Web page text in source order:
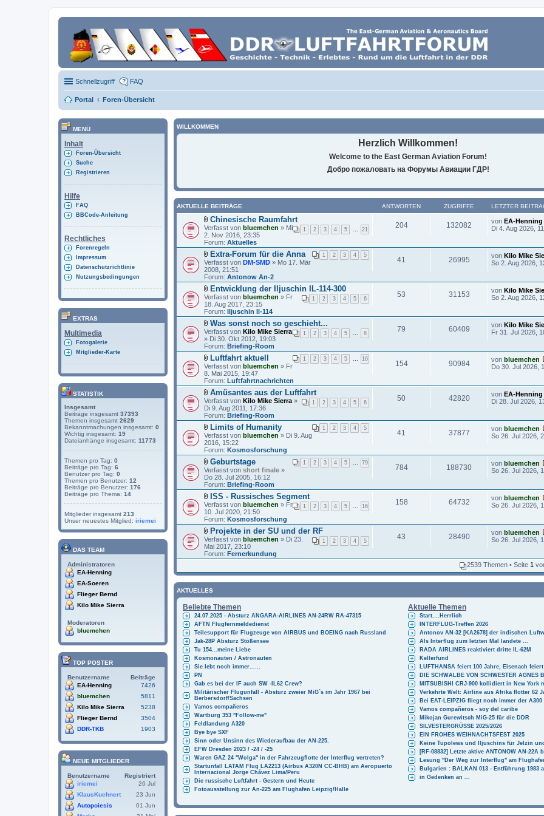
Schnellzugriff FAQ
Portal Foren-Übersicht
WILLKOMMEN
Herzlich Willkommen!
Welcome to the East German Aviation Forum!
Добро пожаловать на Форумы Авиации ГДР!
AKTUELLE BEITRÄGE ANTWORTEN ZUGRIFFE LETZTER
D
t
e
a
n
h
a
n
g
Chinesische Raumfahrt
1 2 3 4 5 21
Verfasst von bluemchen » Mi
2. Nov 2016, 23:35
Forum: Aktuelles
204 132082 von EA-Henning
Di 4. Aug 2026,
D
a
t
e
a
n
h
a
n
g
Extra-Forum für die Anna 1 2 3 4 5
Verfasst von DM-SMD » Mo 17. Mär
2008, 21:51
Forum: Antonow An-2
41 26995 von Kilo Mike
So 2. Aug 2026,
D
a
t
e
a
n
h
a
n
g
Entwicklung der Iljuschin IL-114-300
1 2 3 4 5 6
Verfasst von bluemchen » Fr
18. Aug 2017, 23:15
Forum: Iljuschin Il-114
53 31153 von Kilo Mike
So 2. Aug 2026,
D
a
t
e
a
h
a
n
g
Was sonst noch so geschieht...
1 2 3 4 5 8
Verfasst von Kilo Mike Sierra
» Di 30. Okt 2012, 19:03
Forum: Briefing-Room
79 60409 von Kilo Mike
Fr 31. Jul 2026,
D
t
e
a
n
h
a
n
g
Luftfahrt aktuell 1 2 3 4 5 16
Verfasst von bluemchen » Fr
8. Mai 2015, 19:47
Forum: Luftfahrtnachrichten
154 90984 von bluemchen
Do 30. Jul 2026,
D
a
t
e
a
n
h
a
n
g
Amüsantes aus der Luftfahrt
1 2 3 4 5 6
Verfasst von Kilo Mike Sierra »
Di 9. Aug 2011, 17:36
Forum: Briefing-Room
50 42820 von EA-Henning
Di 28. Jul 2026,
D
a
t
e
a
n
h
a
n
g
Limits of Humanity 1 2 3 4 5
Verfasst von bluemchen » Di 9. Aug
2016, 15:22
Forum: Kosmosforschung
41 37877 von bluemchen
So 26. Jul 2026,
D
a
t
e
a
n
h
a
n
g
Geburtstage 1 2 3 4 5 79
Verfasst von short finale »
Do 28. Jul 2005, 16:12
Forum: Briefing-Room
784 188730 von bluemchen
So 26. Jul 2026,
D
a
t
e
a
n
h
a
g
ISS - Russisches Segment
1 2 3 4 5 16
Verfasst von bluemchen » Fr
10. Jul 2020, 21:50
Forum: Kosmosforschung
158 64732 von bluemchen
So 26. Jul 2026,
D
a
t
e
a
n
h
g
Projekte in der SU und der RF
1 2 3 4 5
Verfasst von bluemchen » Di 23.
Mai 2017, 23:10
Forum: Fernerkundung
43 28490 von bluemchen
So 26. Jul 2026,
2539 Themen • Seite 1
AKTUELLES
Beliebte Themen Aktuelle Themen
24.07.2025 - Absturz ANGARA-AIRLINES AN-24RW RA-47315
AFTN Flugfernmeldedienst
Teilesupport für Flugzeuge von AIRBUS und BOEING nach Russland
Jak-28P Absturz Stößensee
Tu 154...meine Liebe
Kosmonauten / Astronauten
Sie lebt noch immer......
PN
Gab es bei der IF auch SW -IL62 Crew?
Militärischer Flugunfall - Absturz zweier MiG´s im Jahr 1967 bei
Berbersdorf/Sachsen
Vamos compañeros
Wartburg 353 "Follow-me"
Feldlandung A320
Bye bye SXF
Sinn oder Unsinn des Wiederaufbau der AN-225.
EFW Dresden 2023 / -24 / -25
Waren GAZ 24 "Wolga" in der Fahrzeugflotte der Interflug vertreten?
Startunfall LATAM Flug LA2213 (Airbus A320N CC-BHB) am Aeropuerto
Internacional Jorge Chávez Lima/Peru
Die russische Luftfahrt - Gestern und Heute
Fotoausstellung zur An-225 am Flughafen Leipzig/Halle
Start....Herrlich
INTERFLUG-Treffen 2026
Antonov AN-32 [KA2678] der indischen
Als Interflug zum letzten Mal landete ...
RADA AIRLINES reaktiviert dritte IL-62M
Kellerfund
LUFTHANSA feiert 100 Jahre, Eisenach
DIE SCHWALBE VON SCHWESTER AGNES
MITSUBISHI CRJ-900 kollidiert in New York
Verkehrte Welt: Airline aus Afrika flotter 62
Bei EAT-LEIPZIG fliegt noch immer der A300
Vamos compañeros - soy del caribe
Mikojan Gurewitsch MiG-25 für die DDR
SILVESTERGRÜSSE 2025/2026
EIN FROHES WEIHNACHTSFEST 2025
Keine Tupolews und Iljuschins für Jelzin
[RF-08832] Letzte aktive ANTONOW AN-22A
Lesung "Der Weg zur Interflug" am
Bulgarien : BALKAN 013 - Entführung 1983
in Gedenken an ...
MENÜ
Inhalt
Foren-Übersicht
Suche
Registrieren
Hilfe
FAQ
BBCode-Anleitung
Rechtliches
Forenregeln
Impressum
Datenschutzrichtlinie
Nutzungsbedingungen
EXTRAS
Multimedia
Fotogalerie
Mitglieder-Karte
STATISTIK
Insgesamt
Beiträge insgesamt 37393
Themen insgesamt 2629
Bekanntmachungen insgesamt: 0
Wichtig insgesamt: 19
Dateianhänge insgesamt: 11773
Themen pro Tag: 0
Beiträge pro Tag: 6
Benutzer pro Tag: 0
Themen pro Benutzer: 12
Beiträge pro Benutzer: 176
Beiträge pro Thema: 14
Mitglieder insgesamt 213
Unser neuestes Mitglied: iriemei
DAS TEAM
Administratoren
EA-Henning
EA-Soeren
Flieger Bernd
Kilo Mike Sierra
Moderatoren
bluemchen
TOP POSTER
Benutzername
Beiträge
EA-Henning
7426
bluemchen
5811
Kilo Mike Sierra
5238
Flieger Bernd
3504
DDR-TKB
1903
NEUE MITGLIEDER
Benutzername
Registriert
iriemei
26 Jul
KlausKuehnert
23 Jun
Autopoiesis
01 Jun